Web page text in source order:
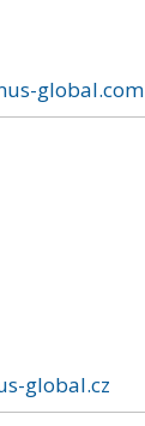
global.com
global.cz